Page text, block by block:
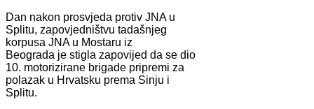
Dan nakon prosvjeda protiv JNA u
Splitu, zapovjedništvu tadašnjeg
korpusa JNA u Mostaru iz
Beograda je stigla zapovijed da se dio
10. motorizirane brigade pripremi za
polazak u Hrvatsku prema Sinju i
Splitu.